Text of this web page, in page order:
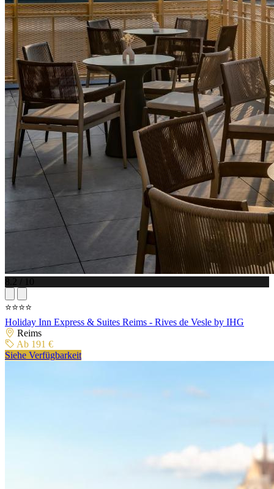
8.2 / 10
⭐⭐⭐⭐
Holiday Inn Express & Suites Reims - Rives de Vesle by IHG
Reims
Ab 191 €
Siehe Verfügbarkeit